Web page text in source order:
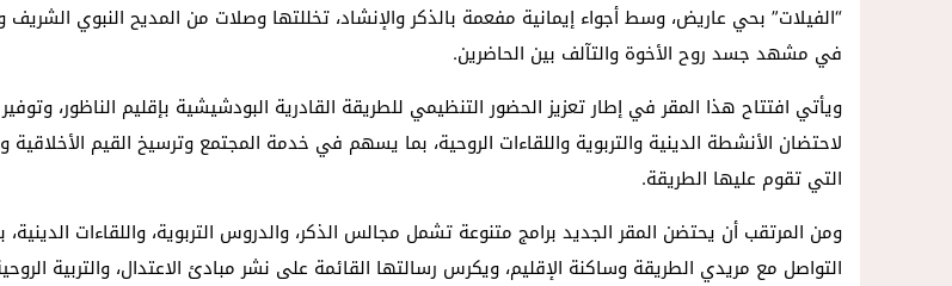
“الفيلات” بحي عاريض، وسط أجواء إيمانية مفعمة بالذكر والإنشاد، تخللتها وصلات من المديح النبوي الشريف
في مشهد جسد روح الأخوة والتآلف بين الحاضرين.
ويأتي افتتاح هذا المقر في إطار تعزيز الحضور التنظيمي للطريقة القادرية البودشيشية بإقليم الناظور،
لاحتضان الأنشطة الدينية والتربوية واللقاءات الروحية، بما يسهم في خدمة المجتمع وترسيخ القيم الأخلاقية
التي تقوم عليها الطريقة.
ومن المرتقب أن يحتضن المقر الجديد برامج متنوعة تشمل مجالس الذكر، والدروس التربوية، واللقاءات الدينية،
التواصل مع مريدي الطريقة وساكنة الإقليم، ويكرس رسالتها القائمة على نشر مبادئ الاعتدال، والتربية